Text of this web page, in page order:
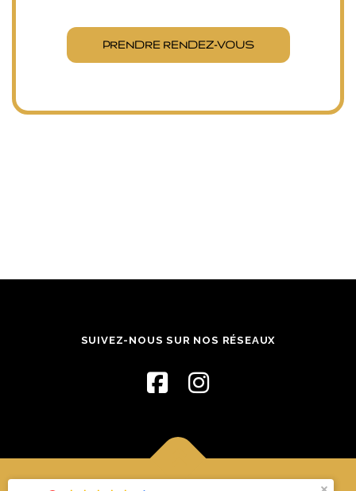
PRENDRE RENDEZ-VOUS
SUIVEZ-NOUS SUR NOS RÉSEAUX